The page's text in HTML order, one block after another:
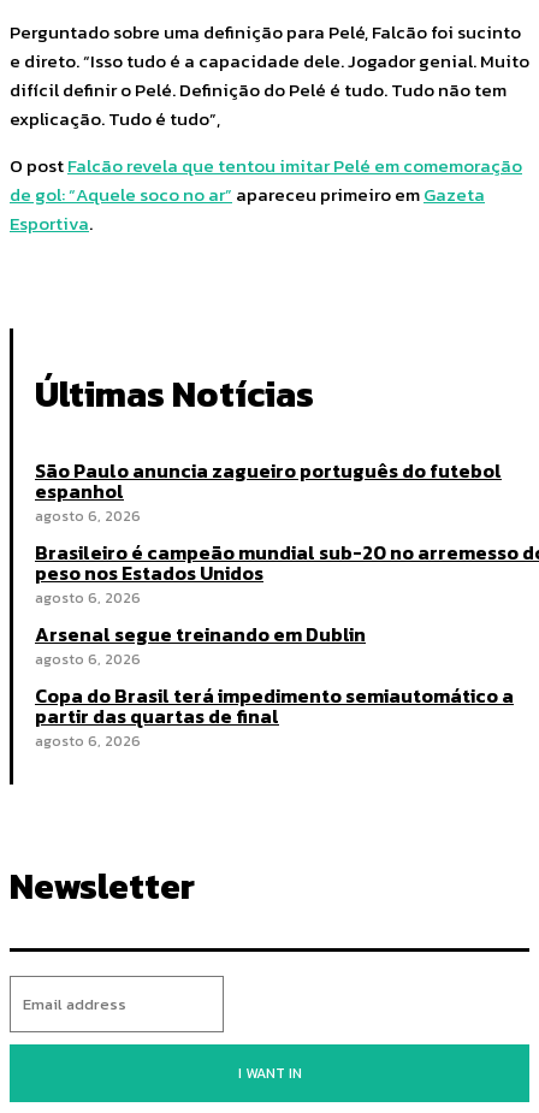
Perguntado sobre uma definição para Pelé, Falcão foi sucinto
e direto. “Isso tudo é a capacidade dele. Jogador genial. Muito
difícil definir o Pelé. Definição do Pelé é tudo. Tudo não tem
explicação. Tudo é tudo”,
O postFalcão revela que tentou imitar Pelé em comemoração
de gol: “Aquele soco no ar” apareceu primeiro emGazeta
Esportiva.
Últimas Notícias
São Paulo anuncia zagueiro português do futebol
espanhol
agosto 6, 2026
Brasileiro é campeão mundial sub-20 no arremesso
peso nos Estados Unidos
agosto 6, 2026
Arsenal segue treinando em Dublin
agosto 6, 2026
Copa do Brasil terá impedimento semiautomático a
partir das quartas de final
agosto 6, 2026
Newsletter
I WANT IN